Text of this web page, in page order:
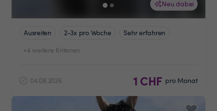
Neu dabei
Ausreiten 2-3x pro Woche
Sehr erfahren
+4 weitere Kriterien
04.08.2026 1 CHF pro Monat